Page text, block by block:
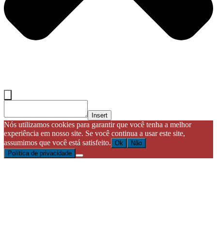
Insert
Nós utilizamos cookies para garantir que você tenha a melhor
experiência em nosso site. Se você continua a usar este site,
assumimos que você está satisfeito. Ok
Não
Política de privacidade